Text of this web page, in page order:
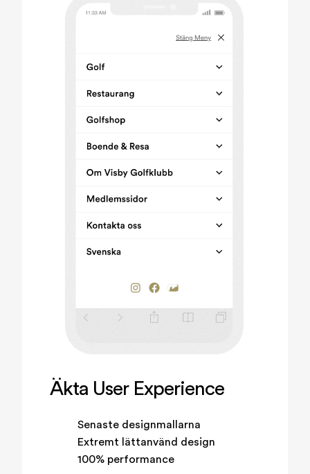
Äkta User Experience
Senaste designmallarna
Extremt lättanvänd design
100% performance